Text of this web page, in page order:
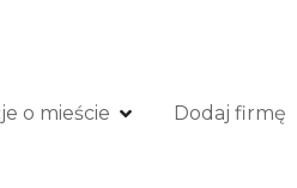
o mieście Dodaj firmę